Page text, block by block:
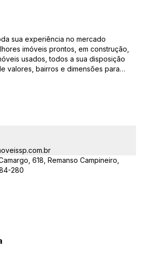
sua experiência no mercado
imóveis prontos, em construção,
usados, todos a sua disposição
valores, bairros e dimensões para
casas, apartamentos, terrenos, salas
imobiliários.
618, Remanso Campineiro,
280